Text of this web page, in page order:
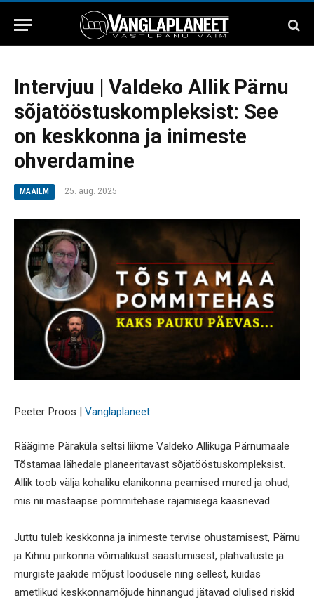
Intervjuu | Valdeko Allik Pärnu
sõjatööstuskompleksist: See
on keskkonna ja inimeste
ohverdamine
MAAILM 25. aug. 2025
Peeter Proos | Vanglaplaneet
Räägime Päraküla seltsi liikme Valdeko Allikuga Pärnumaale
Tõstamaa lähedale planeeritavast sõjatööstuskompleksist.
Allik toob välja kohaliku elanikonna peamised mured ja ohud,
mis nii mastaapse pommitehase rajamisega kaasnevad.
Juttu tuleb keskkonna ja inimeste tervise ohustamisest, Pärnu
ja Kihnu piirkonna võimalikust saastumisest, plahvatuste ja
mürgiste jääkide mõjust loodusele ning sellest, kuidas
ametlikud keskkonnamõjude hinnangud jätavad olulised riskid